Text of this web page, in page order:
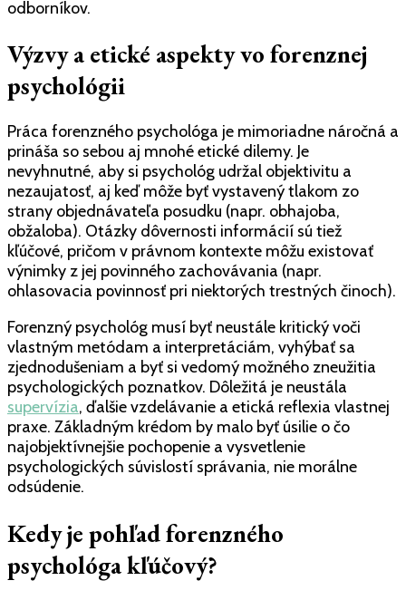
odborníkov.
Výzvy a etické aspekty vo forenznej
psychológii
Práca forenzného psychológa je mimoriadne náročná a
prináša so sebou aj mnohé etické dilemy. Je
nevyhnutné, aby si psychológ udržal objektivitu a
nezaujatosť, aj keď môže byť vystavený tlakom zo
strany objednávateľa posudku (napr. obhajoba,
obžaloba). Otázky dôvernosti informácií sú tiež
kľúčové, pričom v právnom kontexte môžu existovať
výnimky z jej povinného zachovávania (napr.
ohlasovacia povinnosť pri niektorých trestných činoch).
Forenzný psychológ musí byť neustále kritický voči
vlastným metódam a interpretáciám, vyhýbať sa
zjednodušeniam a byť si vedomý možného zneužitia
psychologických poznatkov. Dôležitá je neustála
supervízia, ďalšie vzdelávanie a etická reflexia vlastnej
praxe. Základným krédom by malo byť úsilie o čo
najobjektívnejšie pochopenie a vysvetlenie
psychologických súvislostí správania, nie morálne
odsúdenie.
Kedy je pohľad forenzného
psychológa kľúčový?